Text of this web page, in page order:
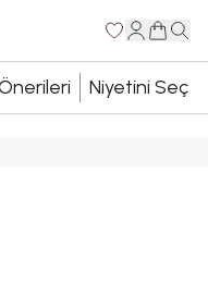
Niyetini Seç